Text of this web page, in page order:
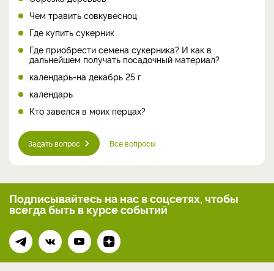
Чем травить совкувесноц
Где купить сукерник
Где приобрести семена сукерника? И как в
дальнейшем получать посадочный материал?
календарь-на декабрь 25 г
календарь
Кто завелся в моих перцах?
Задать вопрос Все вопросы
Подписывайтесь на нас в соцсетях, чтобы
всегдабыть в курсе событий